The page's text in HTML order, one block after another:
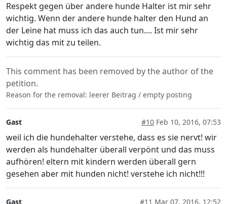
Respekt gegen über andere hunde Halter ist mir sehr
wichtig. Wenn der andere hunde halter den Hund an
der Leine hat muss ich das auch tun.... Ist mir sehr
wichtig das mit zu teilen.
This comment has been removed by the author of the
petition.
Reason for the removal: leerer Beitrag / empty posting
Gast #10 Feb 10, 2016, 07:53
weil ich die hundehalter verstehe, dass es sie nervt! wir
werden als hundehalter überall verpönt und das muss
aufhören! eltern mit kindern werden überall gern
gesehen aber mit hunden nicht! verstehe ich nicht!!!
Gast #11 Mar 07, 2016, 12:52